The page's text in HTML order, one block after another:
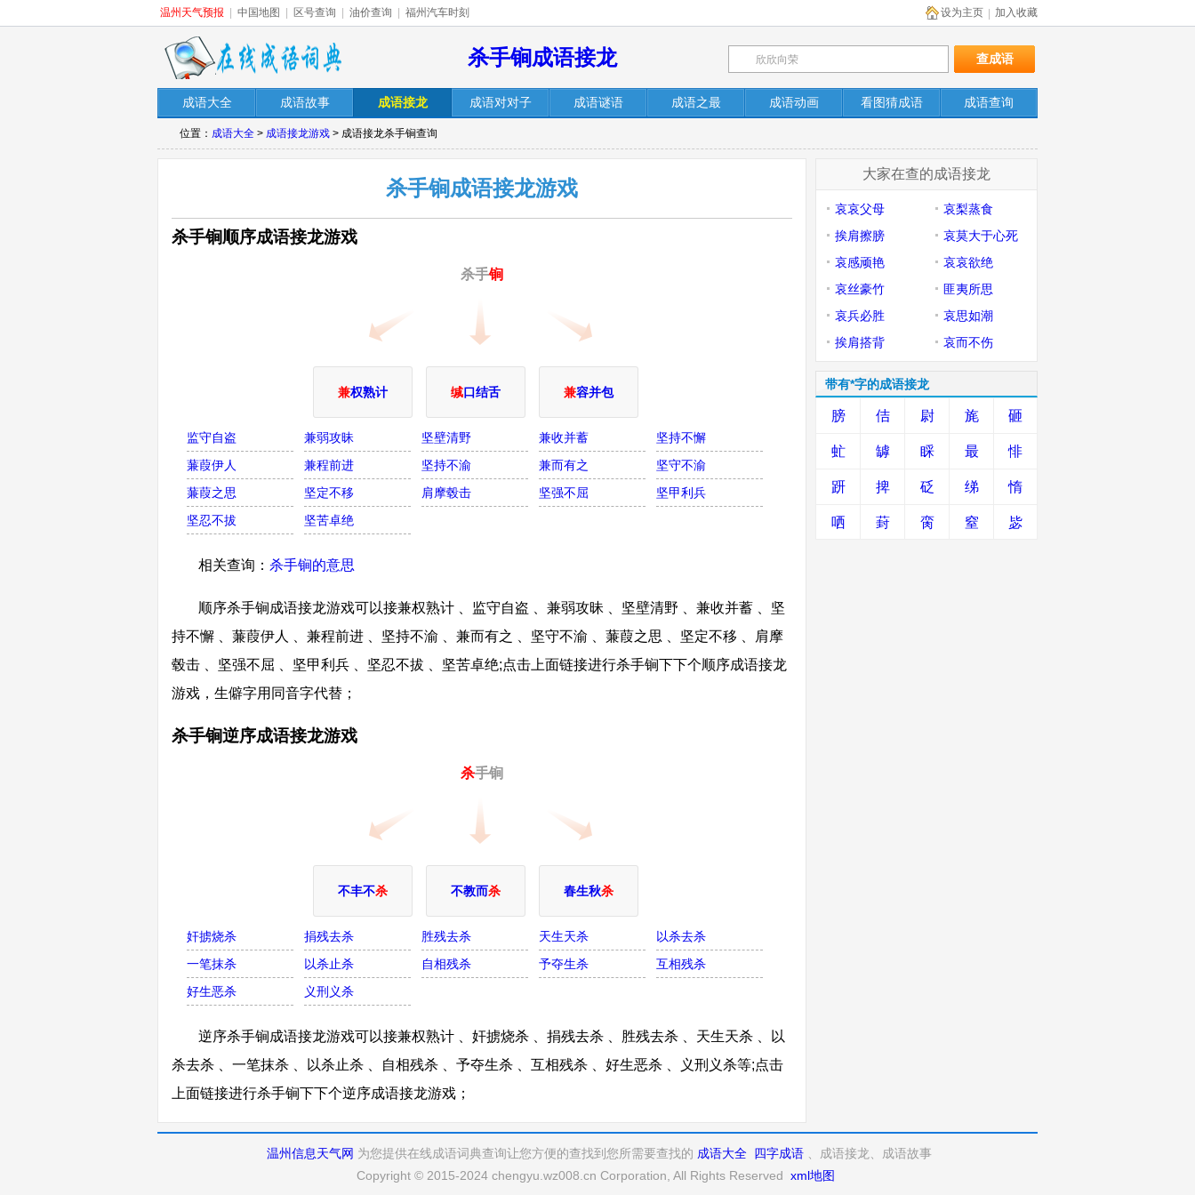
温州天气预报 中国地图 区号查询 油价查询 福州汽车时刻 加入收藏
设为主页
杀手锏成语接龙
成语大全 成语故事 成语接龙 成语对对子 成语谜语 成语之最 成语动画 看图猜成语 成语查询
位置： 成语大全 > 成语接龙游戏 > 成语接龙杀手锏查询
杀手锏成语接龙游戏
杀手锏顺序成语接龙游戏
杀手锏
兼权熟计 缄口结舌 兼容并包
监守自盗 兼弱攻昧 坚壁清野 兼收并蓄
坚持不懈
蒹葭伊人
兼程前进 坚持不渝 兼而有之
坚守不渝
蒹葭之思
坚定不移 肩摩毂击 坚强不屈
坚甲利兵
坚忍不拔
坚苦卓绝
相关查询： 杀手锏的意思
顺序杀手锏成语接龙游戏可以接兼权熟计 、监守自盗 、兼弱攻昧 、坚壁清野 、兼收并蓄 、坚
持不懈 、蒹葭伊人 、兼程前进 、坚持不渝 、兼而有之 、坚守不渝 、蒹葭之思 、坚定不移 、肩摩
毂击 、坚强不屈 、坚甲利兵 、坚忍不拔 、坚苦卓绝;点击上面链接进行杀手锏下下个顺序成语接龙
游戏，生僻字用同音字代替；
杀手锏逆序成语接龙游戏
杀手锏
不丰不杀 不教而杀 春生秋杀
奸掳烧杀 捐残去杀 胜残去杀 天生天杀
以杀去杀
一笔抹杀
以杀止杀 自相残杀 予夺生杀
互相残杀
好生恶杀
义刑义杀
逆序杀手锏成语接龙游戏可以接兼权熟计 、奸掳烧杀 、捐残去杀 、胜残去杀 、天生天杀 、以
杀去杀 、一笔抹杀 、以杀止杀 、自相残杀 、予夺生杀 、互相残杀 、好生恶杀 、义刑义杀等;点击
上面链接进行杀手锏下下个逆序成语接龙游戏；
大家在查的成语接龙
哀哀父母
哀梨蒸食
挨肩擦膀
哀莫大于心死
哀感顽艳
哀哀欲绝
哀丝豪竹
匪夷所思
哀兵必胜
哀思如潮
挨肩搭背
哀而不伤
带有*字的成语接龙
膀 佶 尉 旄 砸
虻 罅 睬 最 悱
趼 捭 砭 绨 惰
哂 葑 脔 窒 毖
温州信息天气网 为您提供在线成语词典查询让您方便的查找到您所需要查找的 成语大全 四字成语
、成语接龙、成语故事
Copyright © 2015-2024 chengyu.wz008.cn Corporation, All Rights Reserved xml地图